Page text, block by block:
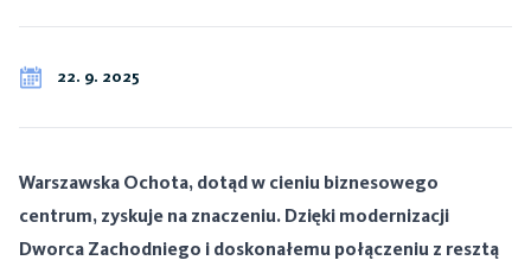
22. 9. 2025
Warszawska Ochota, dotąd w cieniu biznesowego
centrum, zyskuje na znaczeniu. Dzięki modernizacji
Dworca Zachodniego i doskonałemu połączeniu z resztą